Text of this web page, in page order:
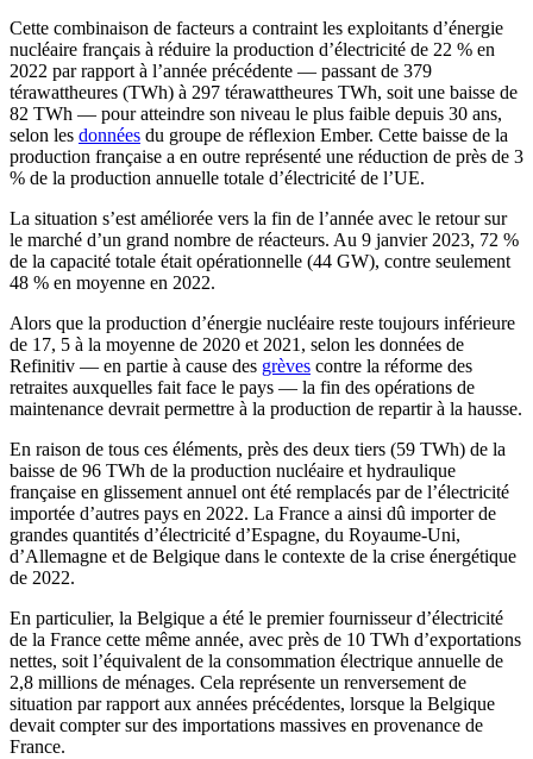
Cette combinaison de facteurs a contraint les exploitants d’énergie
nucléaire français à réduire la production d’électricité de 22 % en
2022 par rapport à l’année précédente — passant de 379
térawattheures (TWh) à 297 térawattheures TWh, soit une baisse de
82 TWh — pour atteindre son niveau le plus faible depuis 30 ans,
selon les données du groupe de réflexion Ember. Cette baisse de la
production française a en outre représenté une réduction de près de 3
% de la production annuelle totale d’électricité de l’UE.
La situation s’est améliorée vers la fin de l’année avec le retour sur
le marché d’un grand nombre de réacteurs. Au 9 janvier 2023, 72 %
de la capacité totale était opérationnelle (44 GW), contre seulement
48 % en moyenne en 2022.
Alors que la production d’énergie nucléaire reste toujours inférieure
de 17, 5 à la moyenne de 2020 et 2021, selon les données de
Refinitiv — en partie à cause des grèves contre la réforme des
retraites auxquelles fait face le pays — la fin des opérations de
maintenance devrait permettre à la production de repartir à la hausse.
En raison de tous ces éléments, près des deux tiers (59 TWh) de la
baisse de 96 TWh de la production nucléaire et hydraulique
française en glissement annuel ont été remplacés par de l’électricité
importée d’autres pays en 2022. La France a ainsi dû importer de
grandes quantités d’électricité d’Espagne, du Royaume-Uni,
d’Allemagne et de Belgique dans le contexte de la crise énergétique
de 2022.
En particulier, la Belgique a été le premier fournisseur d’électricité
de la France cette même année, avec près de 10 TWh d’exportations
nettes, soit l’équivalent de la consommation électrique annuelle de
2,8 millions de ménages. Cela représente un renversement de
situation par rapport aux années précédentes, lorsque la Belgique
devait compter sur des importations massives en provenance de
France.